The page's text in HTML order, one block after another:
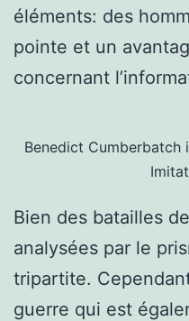
éléments: des
pointe et un
concernant
Benedict Cumberbatch
Bien des batailles
analysées par le
tripartite.
guerre qui est